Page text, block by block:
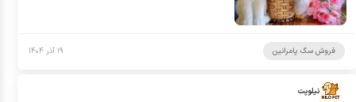
فروش سگ پامرانین ۱۹ آذر ۱۴۰۴
نیلوپت